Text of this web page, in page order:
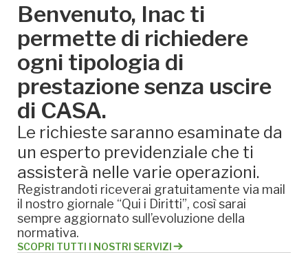
Benvenuto, Inac ti
permette di richiedere
ogni tipologia di
prestazione senza uscire
di CASA.
Le richieste saranno esaminate da
un esperto previdenziale che ti
assisterà nelle varie operazioni.
Registrandoti riceverai gratuitamente via mail
il nostro giornale “Qui i Diritti”, così sarai
sempre aggiornato sull’evoluzione della
normativa.
SCOPRI TUTTI I NOSTRI SERVIZI